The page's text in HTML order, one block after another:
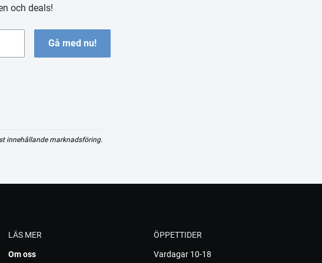
och deals!
Gå med nu!
innehållande marknadsföring.
LÄS MER
Om oss
ÖPPETTIDER
Vardagar 10-18